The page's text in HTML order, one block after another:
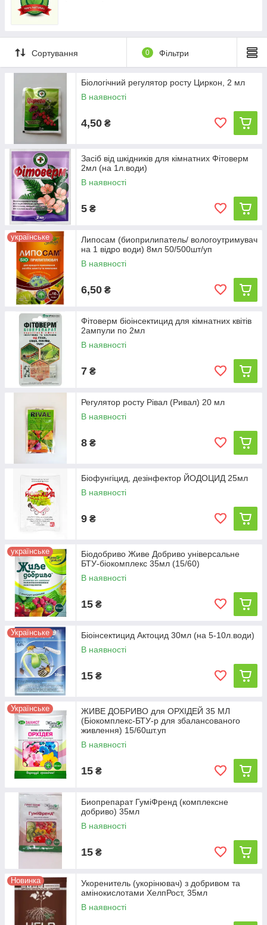
Сортування 0 Фільтри
Біологічний регулятор росту Циркон, 2 мл
В наявності
4,50 ₴
Засіб від шкідників для кімнатних Фітоверм
2мл (на 1л.води)
В наявності
5 ₴
українське
Липосам (биоприлипатель/ вологоутримувач
на 1 відро води) 8мл 50/500шт/уп
В наявності
6,50 ₴
Фітоверм біоінсектицид для кімнатних квітів
2ампули по 2мл
В наявності
7 ₴
Регулятор росту Рівал (Ривал) 20 мл
В наявності
8 ₴
Біофунгіцид, дезінфектор ЙОДОЦИД 25мл
В наявності
9 ₴
українське
Біодобриво Живе Добриво універсальне
БТУ-біокомплекс 35мл (15/60)
В наявності
15 ₴
Українське
Біоінсектицид Актоцид 30мл (на 5-10л.води)
В наявності
15 ₴
Українське
ЖИВЕ ДОБРИВО для ОРХІДЕЙ 35 МЛ
(Біокомплекс-БТУ-р для збалансованого
живлення) 15/60шт.уп
В наявності
15 ₴
Биопрепарат ГуміФренд (комплексне
добриво) 35мл
В наявності
15 ₴
Новинка
Укоренитель (укорінювач) з добривом та
амінокислотами ХелпРост, 35мл
В наявності